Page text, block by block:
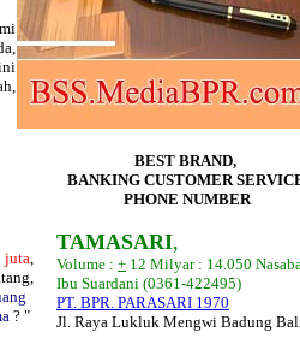
BEST BRAND,
BANKING CUSTOMER
PHONE NUMBER
juta,
? "
TAMASARI,
Volume : + 12 Milyar : 14.050
Ibu Suardani (0361-422495)
PT. BPR. PARASARI 1970
Jl. Raya Lukluk Mengwi Badung